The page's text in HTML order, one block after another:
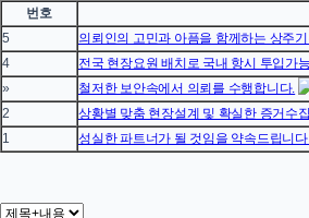
번호
5
의뢰인의 고민과 아픔을 함께하는 상주
4
전국 현장요원 배치로 국내 항시 투입가
»
철저한 보안속에서 의뢰를 수행합니다.
2
상황별 맞춤 현장설계 및 확실한 증거수
1
성실한 파트너가 될 것임을 약속드립니